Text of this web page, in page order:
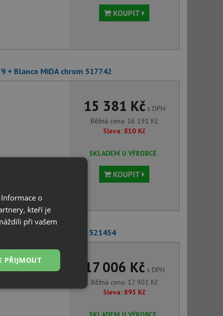
KOUPIT
+ Blanco MIDA chrom 517742
15 381 Kčs DPH
Běžná cena: 16 191 Kč
Sleva: 810 Kč
SKLADEM U VÝROBCE
KOUPIT
+ Blanco MIDA-S chrom 521454
17 006 Kčs DPH
Běžná cena: 17 901 Kč
Sleva: 895 Kč
o
kteří je
při vašem
PŘIJMOUT
Nezařazené